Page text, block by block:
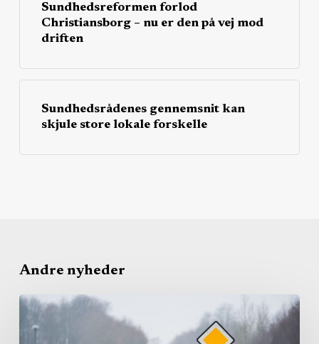
Sundhedsreformen forlod
Christiansborg – nu er den på vej mod
driften
Sundhedsrådenes gennemsnit kan
skjule store lokale forskelle
Andre nyheder
Region
bruger